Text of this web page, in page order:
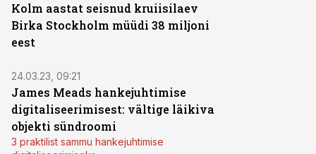
Kolm aastat seisnud kruiisilaev
Birka Stockholm müüdi 38 miljoni
eest
24.03.23, 09:21
James Meads hankejuhtimise
digitaliseerimisest: vältige läikiva
objekti sündroomi
3 praktilist sammu hankejuhtimise